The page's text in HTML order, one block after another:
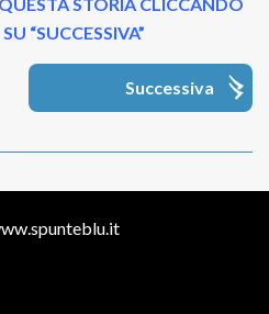
“SUCCESSIVA”
Successiva